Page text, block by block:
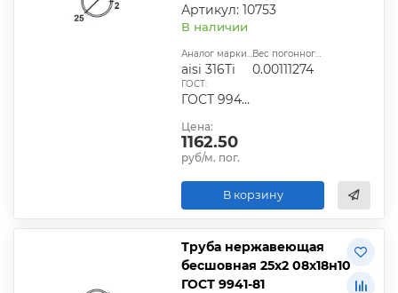
Артикул: 10753
В наличии
Аналог марки стали:
aisi 316Ti
Вес погонного метра, т.:
0.00111274
ГОСТ:
ГОСТ 9940-81, ГОСТ 9941-81, ГОСТ 24030-80, ГОСТ 10498-82
Цена:
1162.50
руб/м. пог.
В корзину
Труба нержавеющая
бесшовная 25х2 08х18н10
ГОСТ 9941-81